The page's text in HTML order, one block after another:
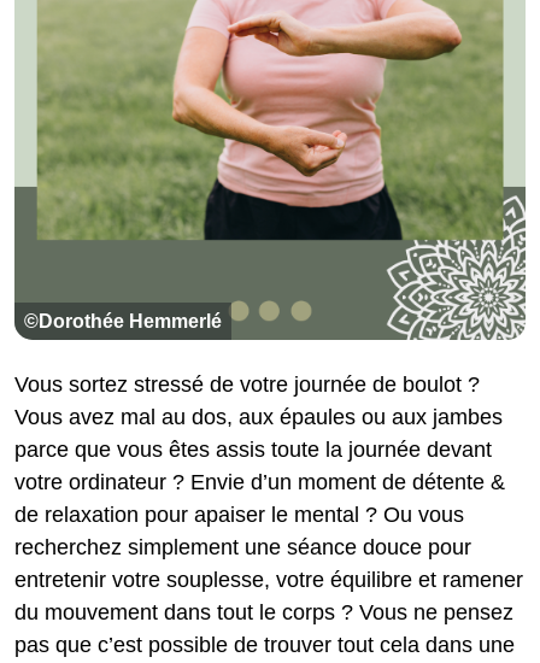
©Dorothée Hemmerlé
Vous sortez stressé de votre journée de boulot ?
Vous avez mal au dos, aux épaules ou aux jambes
parce que vous êtes assis toute la journée devant
votre ordinateur ? Envie d’un moment de détente &
de relaxation pour apaiser le mental ? Ou vous
recherchez simplement une séance douce pour
entretenir votre souplesse, votre équilibre et ramener
du mouvement dans tout le corps ? Vous ne pensez
pas que c’est possible de trouver tout cela dans une